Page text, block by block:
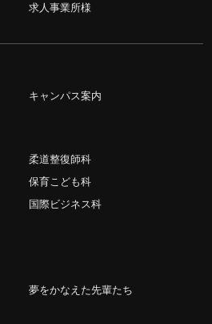
求人事業所様
キャンパス案内
柔道整復師科
保育こども科
国際ビジネス科
夢をかなえた先輩たち